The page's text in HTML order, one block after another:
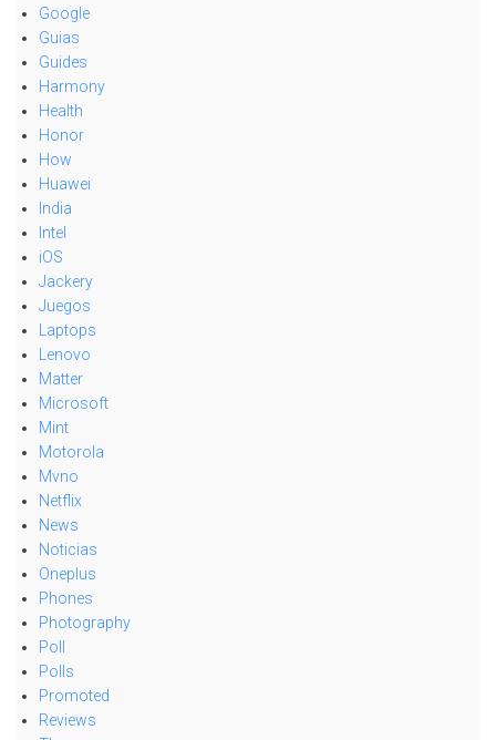
Google
Guias
Guides
Harmony
Health
Honor
How
Huawei
India
Intel
iOS
Jackery
Juegos
Laptops
Lenovo
Matter
Microsoft
Mint
Motorola
Mvno
Netflix
News
Noticias
Oneplus
Phones
Photography
Poll
Polls
Promoted
Reviews